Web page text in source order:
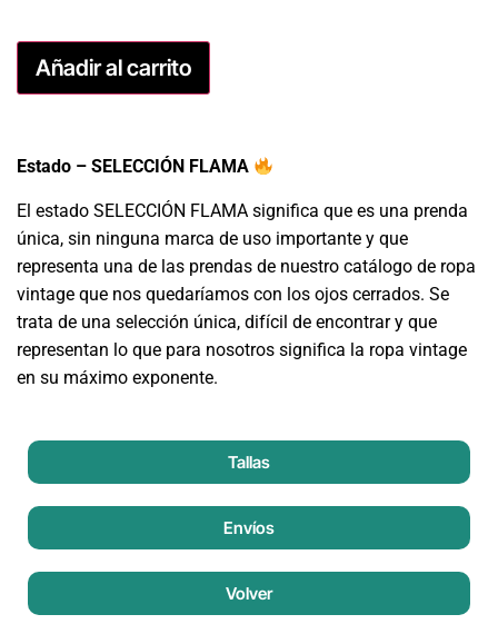
Añadir al carrito
Estado – SELECCIÓN FLAMA
El estado SELECCIÓN FLAMA significa que es una prenda
única, sin ninguna marca de uso importante y que
representa una de las prendas de nuestro catálogo de ropa
vintage que nos quedaríamos con los ojos cerrados. Se
trata de una selección única, difícil de encontrar y que
representan lo que para nosotros significa la ropa vintage
en su máximo exponente.
Tallas
Envíos
Volver